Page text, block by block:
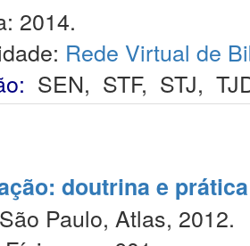
2014.
Rede Virtual de
SEN, STF, STJ,
doutrina e prática
Paulo, Atlas, 2012.